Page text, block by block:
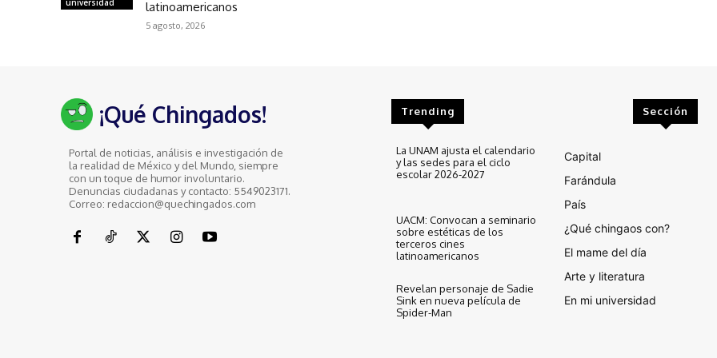
universidad
latinoamericanos
5 agosto, 2026
¡Qué Chingados!
Portal de noticias, análisis e investigación de
la realidad de México y del Mundo, siempre
con un toque de humor involuntario.
Denuncias ciudadanas y contacto: 5549023171.
Correo: redaccion@quechingados.com
Trending
La UNAM ajusta el calendario
y las sedes para el ciclo
escolar 2026-2027
UACM: Convocan a seminario
sobre estéticas de los
terceros cines
latinoamericanos
Revelan personaje de Sadie
Sink en nueva película de
Spider-Man
Sección
Capital
Farándula
País
¿Qué chingaos con?
El mame del día
Arte y literatura
En mi universidad